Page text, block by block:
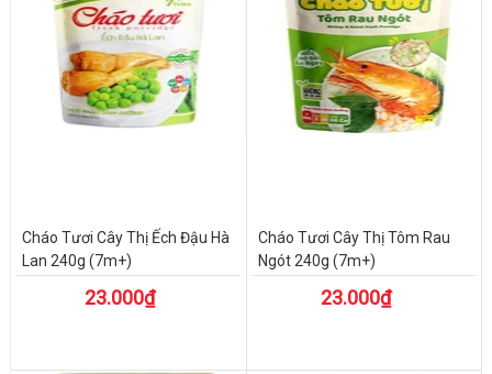
Cháo Tươi Cây Thị Ếch Đậu Hà
Lan 240g (7m+)
23.000₫
Cháo Tươi Cây Thị Tôm Rau
Ngót 240g (7m+)
23.000₫